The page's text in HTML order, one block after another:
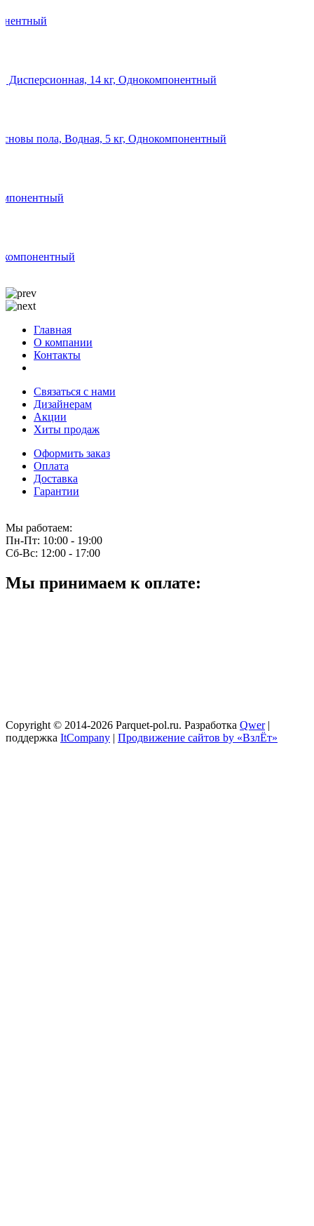
14 кг, Однокомпонентный
пола, Водная, 5 кг, Однокомпонентный
Главная
О компании
Контакты
Связаться с нами
Дизайнерам
Акции
Хиты продаж
Оформить заказ
Оплата
Доставка
Гарантии
Мы работаем:
Пн-Пт: 10:00 - 19:00
Сб-Вс: 12:00 - 17:00
Мы принимаем к оплате:
Copyright © 2014-2026 Parquet-pol.ru. Разработка Qwer|
поддержка ItCompany | Продвижение сайтов by «ВзлЁт»